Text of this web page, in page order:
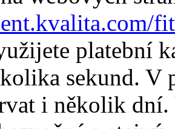
platební
sekund. V
i několik